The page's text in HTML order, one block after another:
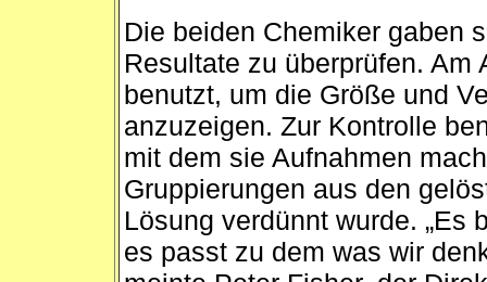
Die beiden Chemiker gaben
Resultate zu überprüfen.
benutzt, um die Größe und
anzuzeigen. Zur Kontrolle
mit dem sie Aufnahmen
Gruppierungen aus den
Lösung verdünnt wurde. „Es
es passt zu dem was wir